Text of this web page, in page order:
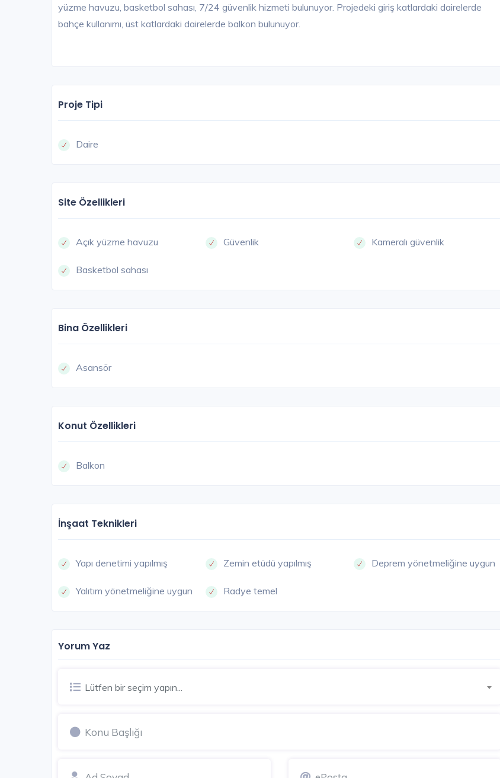
yüzme havuzu, basketbol sahası, 7/24 güvenlik hizmeti bulunuyor. Projedeki giriş katlardaki dairelerde
bahçe kullanımı, üst katlardaki dairelerde balkon bulunuyor.
Proje Tipi
Daire
Site Özellikleri
Açık yüzme havuzu Güvenlik Kameralı güvenlik
Basketbol sahası
Bina Özellikleri
Asansör
Konut Özellikleri
Balkon
İnşaat Teknikleri
Yapı denetimi yapılmış Zemin etüdü yapılmış Deprem yönetmeliğine uygun
Yalıtım yönetmeliğine uygun Radye temel
Yorum Yaz
Lütfen bir seçim yapın...
ARNAVUTKÖY
Hava Kent Taşoluk